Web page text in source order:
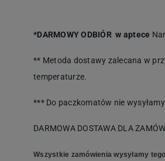
*DARMOWY ODBIÓR w aptece
** Metoda dostawy zalecana w
temperaturze.
*** Do paczkomatów nie wysyłamy
DARMOWA DOSTAWA DLA
Wszystkie zamówienia wysyłamy